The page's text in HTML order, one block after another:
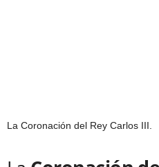
La Coronación del Rey Carlos III.